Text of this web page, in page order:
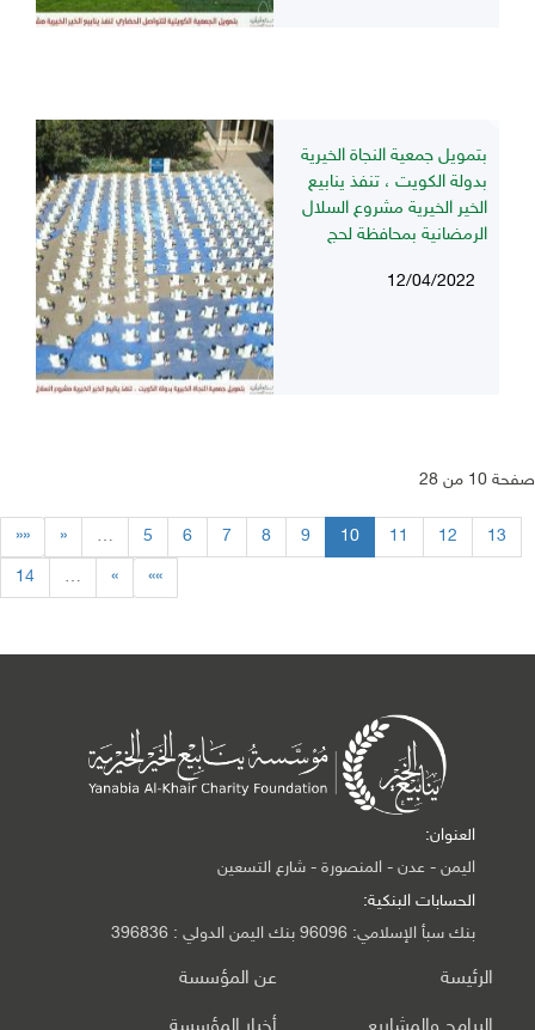
بتمويل جمعية النجاة الخيرية
بدولة الكويت ، تنفذ ينابيع
الخير الخيرية مشروع السلال
الرمضانية بمحافظة لحج
12/04/2022
صفحة 10 من 28
«« « … 5 6 7 8 9 10 11 12
13
14
… » »»
العنوان:
اليمن - عدن - المنصورة - شارع التسعين
الحسابات البنكية:
بنك سبأ الإسلامي: 96096 بنك اليمن الدولي : 396836
الرئيسة عن المؤسسة